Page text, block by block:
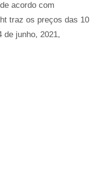
acordo com
traz os preços das 10
de junho, 2021,